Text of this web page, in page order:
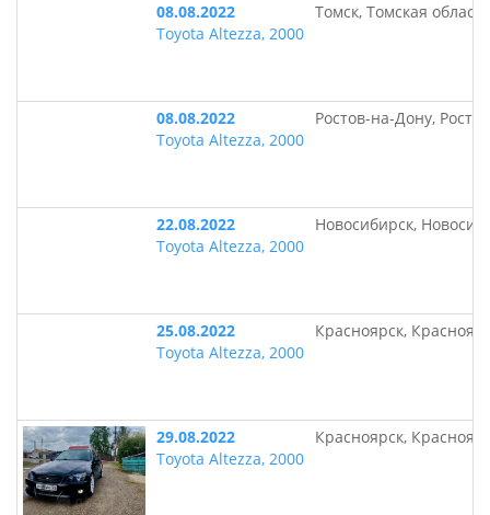
08.08.2022
Toyota Altezza, 2000
Томск, Томская область
08.08.2022
Toyota Altezza, 2000
Ростов-на-Дону,
22.08.2022
Toyota Altezza, 2000
Новосибирск,
25.08.2022
Toyota Altezza, 2000
Красноярск,
29.08.2022
Toyota Altezza, 2000
Красноярск,